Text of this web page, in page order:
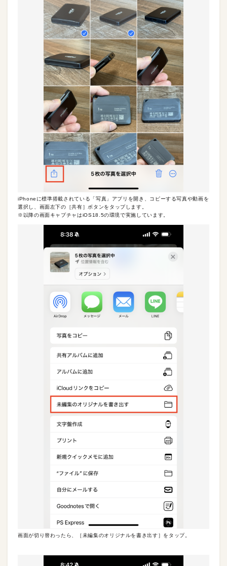
iPhoneに標準搭載されている「写真」アプリを開き、コピーする写真や動画を
選択し、画面左下の［共有］ボタンをタップします。
※以降の画面キャプチャはiOS18.5の環境で実施しています。
画面が切り替わったら、［未編集のオリジナルを書き出す］をタップ。